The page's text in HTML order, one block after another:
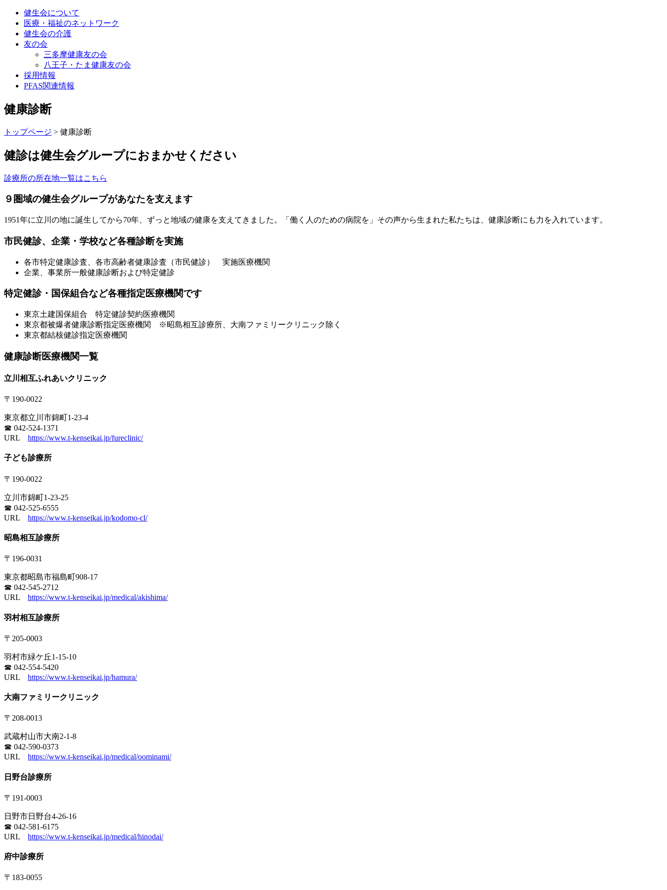
健生会について
医療・福祉のネットワーク
健生会の介護
友の会
三多摩健康友の会
八王子・たま健康友の会
採用情報
PFAS関連情報
健康診断
トップページ > 健康診断
健診は健生会グループにおまかせください
診療所の所在地一覧はこちら
９圏域の健生会グループがあなたを支えます
1951年に立川の地に誕生してから70年、ずっと地域の健康を支えてきました。「働く人のための病院を」その声から生まれた私たちは、健康診断にも力を入れています。
市民健診、企業・学校など各種診断を実施
各市特定健康診査、各市高齢者健康診査（市民健診） 実施医療機関
企業、事業所一般健康診断および特定健診
特定健診・国保組合など各種指定医療機関です
東京土建国保組合 特定健診契約医療機関
東京都被爆者健康診断指定医療機関 ※昭島相互診療所、大南ファミリークリニック除く
東京都結核健診指定医療機関
健康診断医療機関一覧
立川相互ふれあいクリニック
〒190-0022
東京都立川市錦町1-23-4
☎ 042-524-1371
URL https://www.t-kenseikai.jp/fureclinic/
子ども診療所
〒190-0022
立川市錦町1-23-25
☎ 042-525-6555
URL https://www.t-kenseikai.jp/kodomo-cl/
昭島相互診療所
〒196-0031
東京都昭島市福島町908-17
☎ 042-545-2712
URL https://www.t-kenseikai.jp/medical/akishima/
羽村相互診療所
〒205-0003
羽村市緑ケ丘1-15-10
☎ 042-554-5420
URL https://www.t-kenseikai.jp/hamura/
大南ファミリークリニック
〒208-0013
武蔵村山市大南2-1-8
☎ 042-590-0373
URL https://www.t-kenseikai.jp/medical/oominami/
日野台診療所
〒191-0003
日野市日野台4-26-16
☎ 042-581-6175
URL https://www.t-kenseikai.jp/medical/hinodai/
府中診療所
〒183-0055